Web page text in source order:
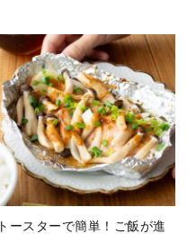
トースターで簡単！ご飯が進